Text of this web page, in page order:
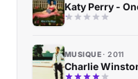
Katy Perry -
MUSIQUE 2011
Charlie